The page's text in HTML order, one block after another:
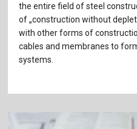
the entire field of steel
of „construction without
with other forms of
cables and membranes to
systems.